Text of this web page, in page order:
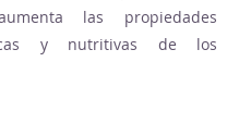
las propiedades
y nutritivas de los